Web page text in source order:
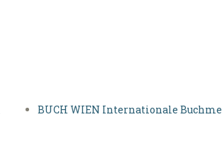
BUCH WIEN Internationale